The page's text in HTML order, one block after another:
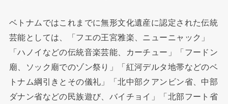
ベトナムではこれまでに無形文化遺産に認定された伝統
芸能としては、「フエの王宮雅楽、ニューニャック」
「ハノイなどの伝統音楽芸能、カーチュー」「フードン
廟、ソック廟でのゾン祭り」「紅河デルタ地帯などのベ
トナム綱引きとその儀礼」「北中部クアンビン省、中部
ダナン省などの民族遊び、バイチョイ」「北部フート省